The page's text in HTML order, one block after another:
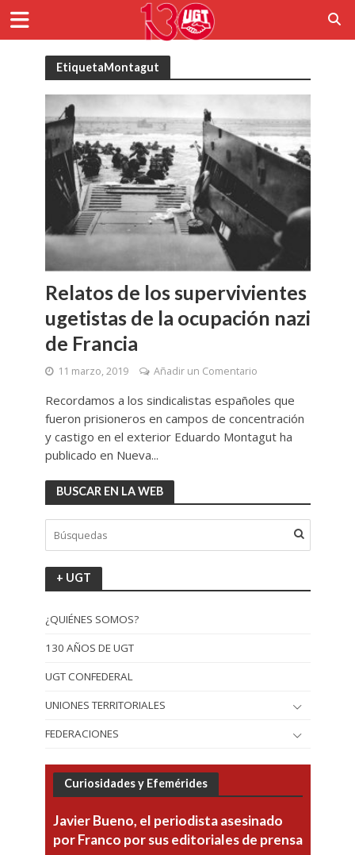
EtiquetaMontagut
Relatos de los supervivientes
ugetistas de la ocupación nazi
de Francia
11 marzo, 2019 Añadir un Comentario
Recordamos a los sindicalistas españoles que
fueron prisioneros en campos de concentración
y castigo en el exterior Eduardo Montagut ha
publicado en Nueva...
BUSCAR EN LA WEB
+ UGT
¿QUIÉNES SOMOS?
130 AÑOS DE UGT
UGT CONFEDERAL
UNIONES TERRITORIALES
FEDERACIONES
Curiosidades y Efemérides
Javier Bueno, el periodista asesinado
por Franco por sus editoriales de prensa